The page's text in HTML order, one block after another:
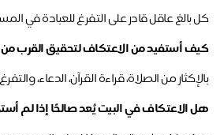
بالغ عاقل قادر على التفرغ للعبادة في
أستفيد من الاعتكاف لتحقيق القرب من
من الصلاة، قراءة القرآن، الدعاء، والتفرغ
الاعتكاف في البيت يُعد صالحًا إذا لم